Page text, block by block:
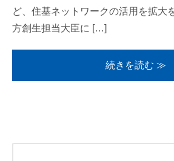
ど、住基ネットワークの活用を拡
方創生担当大臣に […]
続きを読む ≫